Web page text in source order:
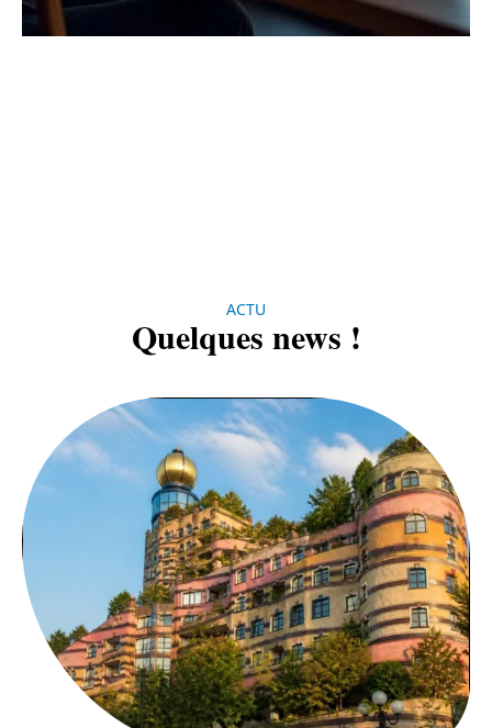
ACTU
Quelques news !